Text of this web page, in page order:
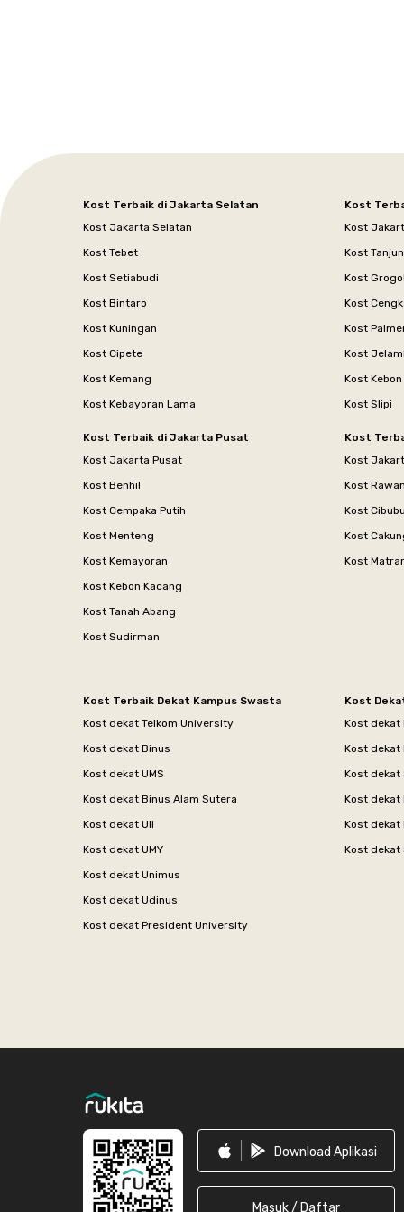
Kost Terbaik di Jakarta Selatan
Kost Jakarta Selatan
Kost Tebet
Kost Setiabudi
Kost Bintaro
Kost Kuningan
Kost Cipete
Kost Kemang
Kost Kebayoran Lama
Kost Terbaik di Jakarta Pusat
Kost Jakarta Pusat
Kost Benhil
Kost Cempaka Putih
Kost Menteng
Kost Kemayoran
Kost Kebon Kacang
Kost Tanah Abang
Kost Sudirman
Kost
Kost
Kost
Kost Grogol
Kost
Kost
Kost
Kost
Kost Slipi
Kost
Kost
Kost
Kost
Kost
Kost
Kost Terbaik Dekat Kampus Swasta
Kost dekat Telkom University
Kost dekat Binus
Kost dekat UMS
Kost dekat Binus Alam Sutera
Kost dekat UII
Kost dekat UMY
Kost dekat Unimus
Kost dekat Udinus
Kost dekat President University
Kost
Kost dekat
Kost dekat
Kost dekat
Kost dekat
Kost dekat
Kost dekat
Download Aplikasi
Masuk / Daftar